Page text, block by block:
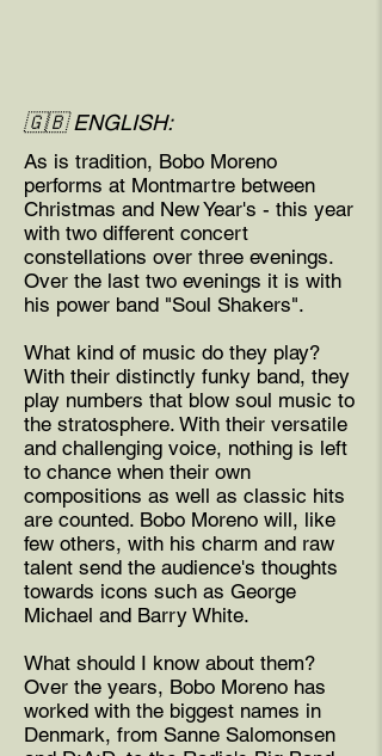
🇬🇧 ENGLISH:
As is tradition, Bobo Moreno
performs at Montmartre between
Christmas and New Year's - this year
with two different concert
constellations over three evenings.
Over the last two evenings it is with
his power band "Soul Shakers".
What kind of music do they play?
With their distinctly funky band, they
play numbers that blow soul music to
the stratosphere. With their versatile
and challenging voice, nothing is left
to chance when their own
compositions as well as classic hits
are counted. Bobo Moreno will, like
few others, with his charm and raw
talent send the audience's thoughts
towards icons such as George
Michael and Barry White.
What should I know about them?
Over the years, Bobo Moreno has
worked with the biggest names in
Denmark, from Sanne Salomonsen